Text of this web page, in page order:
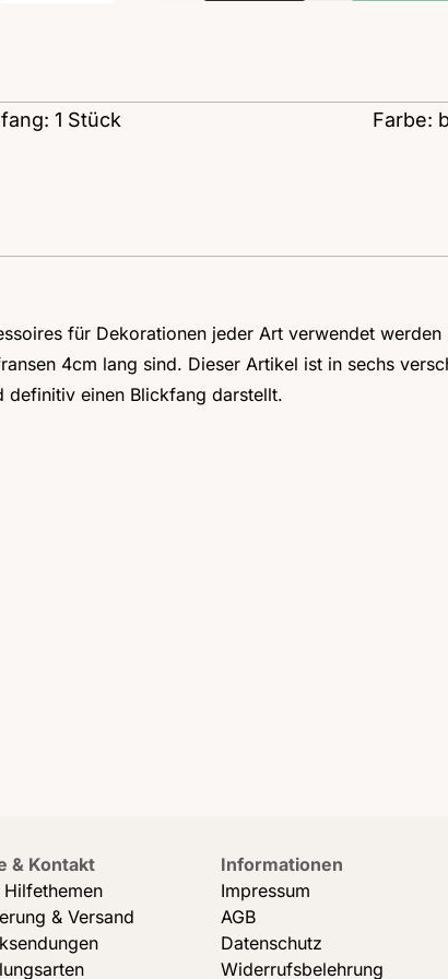
1 Stück Farbe:
für Dekorationen jeder Art verwendet
4cm lang sind. Dieser Artikel ist in sechs
definitiv einen Blickfang darstellt.
& Kontakt
Hilfethemen
& Versand
Informationen
Impressum
AGB
Datenschutz
Widerrufsbelehrung